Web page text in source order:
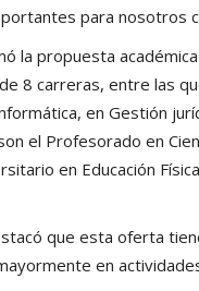
para nosotros
la propuesta
8 carreras, entre las
en Gestión
el Profesorado en
en Educación
que esta oferta
en